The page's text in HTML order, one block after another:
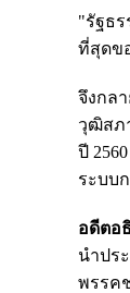
"รัฐธ
ที่สุดข
จึงกล
วุฒิสภ
ปี
ระบบ
อดีตอ
นำปร
พรรค